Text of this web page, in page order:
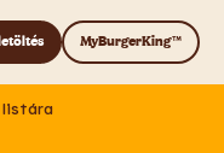
MyBurgerKing™
listára